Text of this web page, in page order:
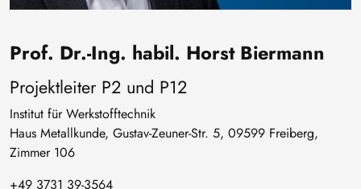
Prof. Dr.-Ing. habil. Horst Biermann
Projektleiter P2 und P12
Institut für Werkstofftechnik
Haus Metallkunde, Gustav-Zeuner-Str. 5, 09599 Freiberg,
Zimmer 106
+49 3731 39-3564